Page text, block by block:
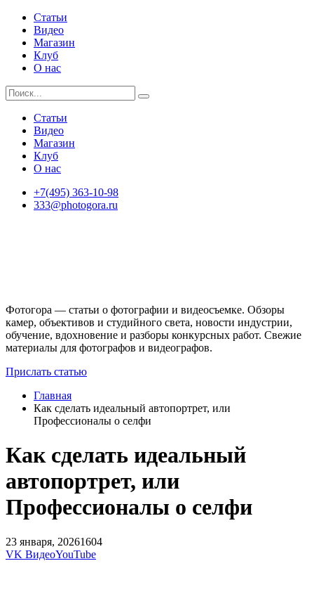
Статьи
Видео
Магазин
Клуб
О нас
Статьи
Видео
Магазин
Клуб
О нас
+7(495) 363-10-98
333@photogora.ru
Фотогора — статьи о фотографии и видеосъемке. Обзоры
камер, объективов и студийного света, новости индустрии,
обучение, вдохновение и разборы конкурсных работ. Свежие
материалы для фотографов и видеографов.
Прислать статью
Главная
Как сделать идеальный автопортрет, или
Профессионалы о селфи
Как сделать идеальный
автопортрет, или
Профессионалы о селфи
23 января, 20261604
VK ВидеоYouTube